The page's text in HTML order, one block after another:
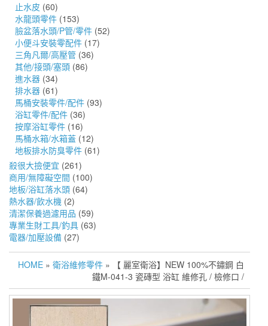
止水皮 (60)
水龍頭零件 (153)
臉盆落水頭/P管/零件 (52)
小便斗安裝零配件 (17)
三角凡爾/高壓管 (36)
其他/接頭/塞頭 (86)
進水器 (34)
排水器 (61)
馬桶安裝零件/配件 (93)
浴缸零件/配件 (36)
按摩浴缸零件 (16)
馬桶水箱/水箱蓋 (12)
地板排水防臭零件 (61)
殺很大撿便宜 (261)
商用/無障礙空間 (100)
地板/浴缸落水頭 (64)
熱水器/飲水機 (2)
清潔保養過濾用品 (59)
專業生財工具/釣具 (63)
電器/加壓設備 (27)
HOME » 衛浴維修零件 » 【 麗室衛浴】NEW 100%不鏽鋼 白
鐵M-041-3 瓷磚型 浴缸 維修孔 / 檢修口 /